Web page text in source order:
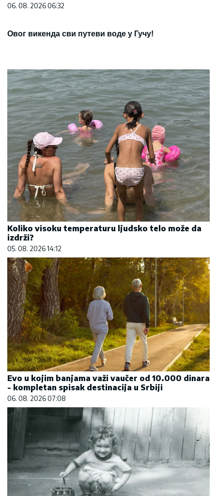
06. 08. 2026 06:32
Овог викенда сви путеви воде у Гучу!
Koliko visoku temperaturu ljudsko telo može da
izdrži?
05. 08. 2026 14:12
Evo u kojim banjama važi vaučer od 10.000 dinara
- kompletan spisak destinacija u Srbiji
06. 08. 2026 07:08